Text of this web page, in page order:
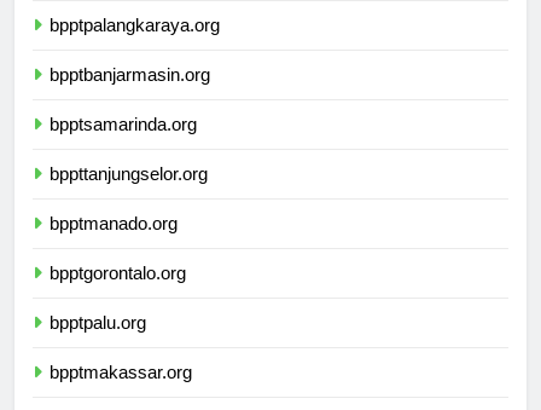
bpptpalangkaraya.org
bpptbanjarmasin.org
bpptsamarinda.org
bppttanjungselor.org
bpptmanado.org
bpptgorontalo.org
bpptpalu.org
bpptmakassar.org